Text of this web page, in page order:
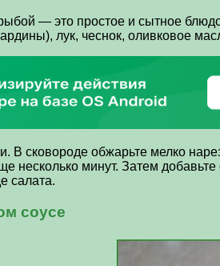
— это простое и сытное
лук, чеснок, оливковое
В сковороде обжарьте мелко
несколько минут. Затем
салата.
соусе